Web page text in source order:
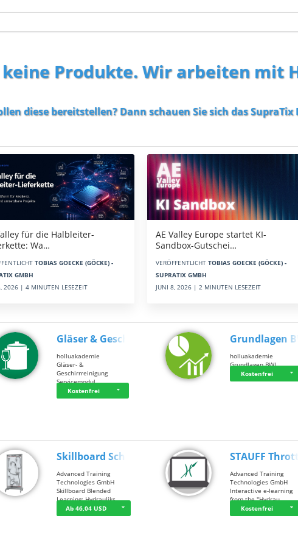
Produkte. Wir arbeiten mit
diese bereitstellen? Dann schauen Sie sich dasSupraTix
für die Halbleiter-
Wa…
TOBIAS GOECKE (GÖCKE) -
GMBH
2026 | 4 MINUTEN LESEZEIT
AE Valley Europe startet KI-
Sandbox-Gutschei…
VERÖFFENTLICHT TOBIAS GOECKE (GÖCKE) -
SUPRATIX GMBH
JUNI 8, 2026 | 2 MINUTEN LESEZEIT
Gläser & Geschi…
holluakademie
Gläser- &
Geschirrreinigung
Servicemodul
Kostenfrei
Grundlagen
holluakademie
Grundlagen BWL
Kostenfrei
Skillboard Schl…
Advanced Training
Technologies GmbH
Skillboard Blended
Learning: Hydrauliks…
Ab 46,04 USD
STAUFF
Advanced Training
Technologies GmbH
Interactive e-learning
from the "Hydrau…
Kostenfrei